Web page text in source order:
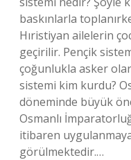
baskınlarla
Hıristiyan ailelerin
geçirilir. Pençik
çoğunlukla asker
sistemi kim kurdu?
döneminde büyük
Osmanlı
itibaren
görülmektedir.…